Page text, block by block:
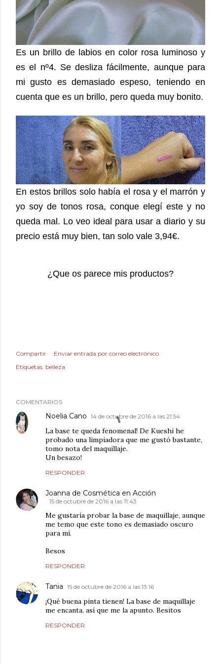
Es un brillo de labios en color rosa luminoso y
es el nº4. Se desliza fácilmente, aunque para
mi gusto es demasiado espeso, teniendo en
cuenta que es un brillo, pero queda muy bonito.
En estos brillos solo había el rosa y el marrón y
yo soy de tonos rosa, conque elegí este y no
queda mal. Lo veo ideal para usar a diario y su
precio está muy bien, tan solo vale 3,94€.
¿Que os parece mis productos?
Compartir
Enviar entrada por correo electrónico
Etiquetas: belleza
COMENTARIOS
Noelia Cano 14 de octubre de 2016 a las 21:54
La base te queda fenomenal! De Kueshi he
probado una limpiadora que me gustó bastante,
tomo nota del maquillaje.
Un besazo!
RESPONDER
Joanna de Cosmética en Acción
15 de octubre de 2016 a las 11:43
Me gustaría probar la base de maquillaje, aunque
me temo que este tono es demasiado oscuro
para mí.
Besos
RESPONDER
Tania 15 de octubre de 2016 a las 13:16
¡Qué buena pinta tienen! La base de maquillaje
me encanta, así que me la apunto. Besitos
RESPONDER